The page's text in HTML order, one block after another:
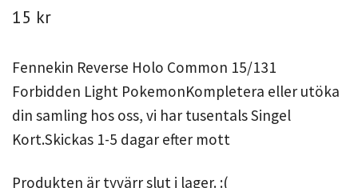
15 kr
Fennekin Reverse Holo Common 15/131
Forbidden Light PokemonKompletera eller utöka
din samling hos oss, vi har tusentals Singel
Kort.Skickas 1-5 dagar efter mott
Produkten är tyvärr slut i lager. :(